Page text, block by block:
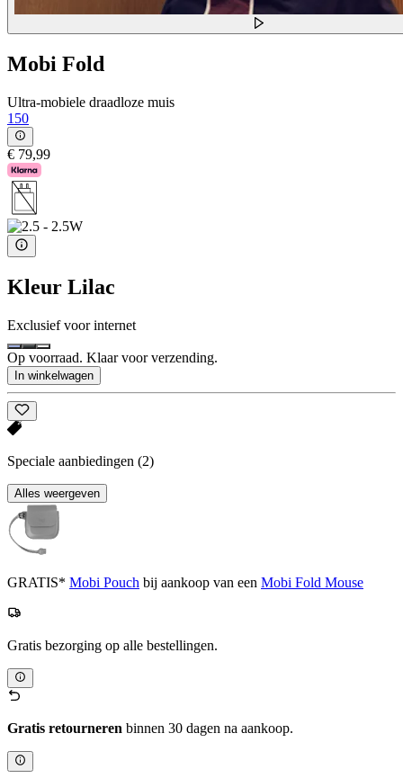
Mobi Fold
Ultra-mobiele draadloze muis
150
€ 79,99
Kleur Lilac
Exclusief voor internet
Op voorraad. Klaar voor verzending.
In winkelwagen
Speciale aanbiedingen (2)
Alles weergeven
GRATIS* Mobi Pouch bij aankoop van een Mobi Fold Mouse
Gratis bezorging op alle bestellingen.
Gratis retourneren binnen 30 dagen na aankoop.